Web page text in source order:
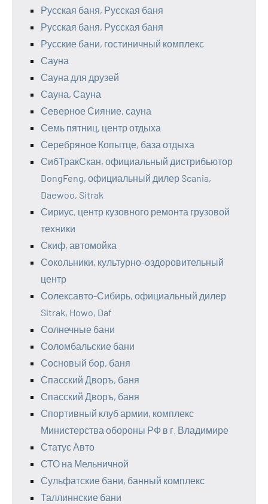
Русская баня, Русская баня
Русская баня, Русская баня
Русские бани, гостиничный комплекс
Сауна
Сауна для друзей
Сауна, Сауна
Северное Сияние, сауна
Семь пятниц, центр отдыха
Серебряное Копытце, база отдыха
СибТракСкан, официальный дистрибьютор
DongFeng, официальный дилер Scania,
Daewoo, Sitrak
Сириус, центр кузовного ремонта грузовой
техники
Скиф, автомойка
Сокольники, культурно-оздоровительный
центр
Солексавто-Сибирь, официальный дилер
Sitrak, Howo, Daf
Солнечные бани
Соломбальские бани
Сосновый бор, баня
Спасский Дворъ, баня
Спасский Дворъ, баня
Спортивный клуб армии, комплекс
Министерства обороны РФ в г. Владимире
Статус Авто
СТО на Мельничной
Сульфатские бани, банный комплекс
Таллиннские бани